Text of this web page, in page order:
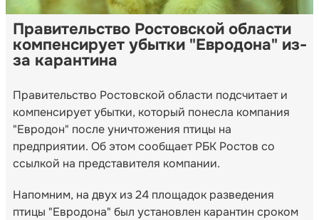
Правительство Ростовской области
компенсирует убытки "Евродона" из-
за карантина
Правительство Ростовской области подсчитает и
компенсирует убытки, который понесла компания
"Евродон" после уничтожения птицы на
предприятии. Об этом сообщает РБК Ростов со
ссылкой на представителя компании.
Напомним, на двух из 24 площадок разведения
птицы "Евродона" был установлен карантин сроком